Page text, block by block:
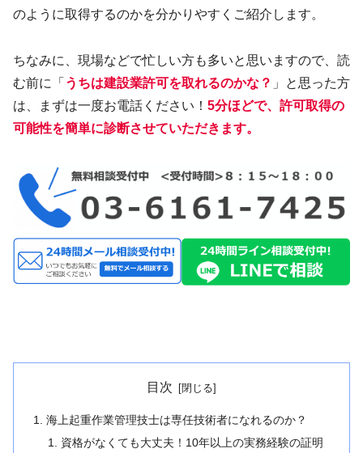
のように取得するのかを分かりやすくご紹介します。
ちなみに、現場などで忙しい方も多いと思いますので、読
む前に「 うちは建設業許可を取れるのかな？ 」と思った方
は、まずは一度お電話ください！ 5分ほどで、許可取得の
可能性を簡単に診断させていただきます。
目次
海上起重作業管理技士は専任技術者になれるのか？
資格がなくても大丈夫！10年以上の実務経験の証明